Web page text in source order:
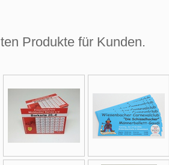
Produkte für Kunden.